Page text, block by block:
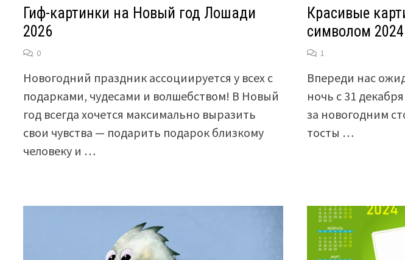
Гиф-картинки на Новый год Лошади
2026
0
Новогодний праздник ассоциируется у всех с
подарками, чудесами и волшебством! В Новый
год всегда хочется максимально выразить
свои чувства — подарить подарок близкому
человеку и …
Красивые
символом
1
Впереди нас
ночь с 31
за новогодним
тосты …